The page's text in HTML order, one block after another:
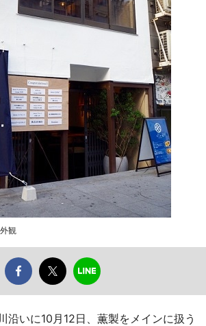
観
いに10月12日、薫製をメインに扱う